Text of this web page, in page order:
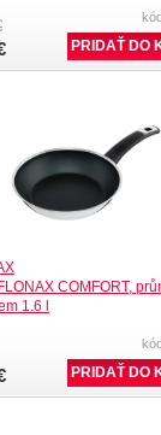
COMFORT,
1.6 l